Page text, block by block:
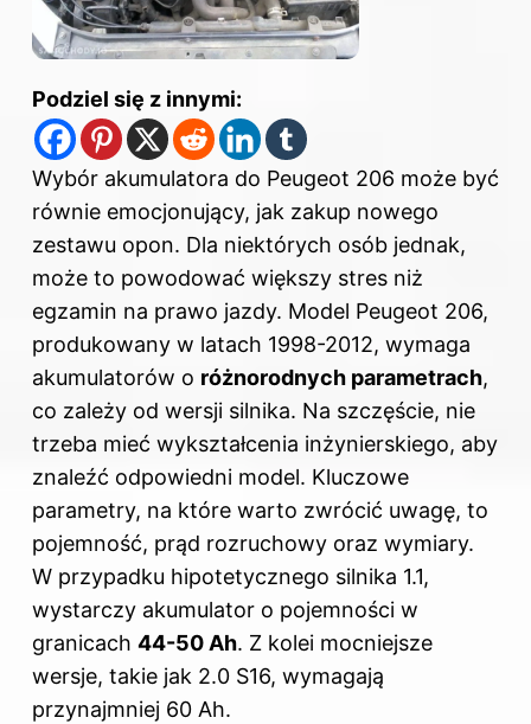
Podziel się z innymi:
Wybór akumulatora do Peugeot 206 może być
równie emocjonujący, jak zakup nowego
zestawu opon. Dla niektórych osób jednak,
może to powodować większy stres niż
egzamin na prawo jazdy. Model Peugeot 206,
produkowany w latach 1998-2012, wymaga
akumulatorów o różnorodnych parametrach,
co zależy od wersji silnika. Na szczęście, nie
trzeba mieć wykształcenia inżynierskiego, aby
znaleźć odpowiedni model. Kluczowe
parametry, na które warto zwrócić uwagę, to
pojemność, prąd rozruchowy oraz wymiary.
W przypadku hipotetycznego silnika 1.1,
wystarczy akumulator o pojemności w
granicach 44-50 Ah. Z kolei mocniejsze
wersje, takie jak 2.0 S16, wymagają
przynajmniej 60 Ah.